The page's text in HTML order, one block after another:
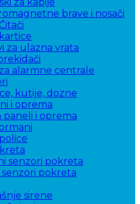
brave i nosači
za ulazna vrata
alarmne centrale
kutije, dozne
i oprema
paneli i oprema
senzori pokreta
senzori pokreta
sirene